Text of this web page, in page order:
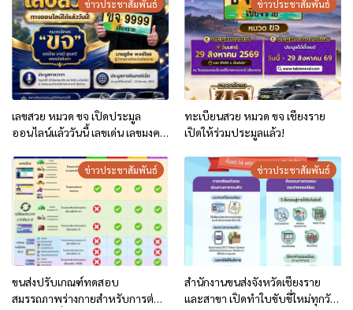
ข่าวประชาสัมพันธ์
เลขสวย หมวด ขจ เปิดประมูล
ออนไลน์แล้ววันนี้ เลขเด่น เลขมงคล
ทั้ง 301 หมายเลข
ข่าวประชาสัมพันธ์
ทะเบียนสวย หมวด ขจ เชียงราย
เปิดให้ร่วมประมูลแล้ว!
ข่าวประชาสัมพันธ์
ขนส่งปรับเกณฑ์ทดสอบ
สมรรถภาพร่างกายสำหรับการต่อ
ข่าวประชาสัมพันธ์
สำนักงานขนส่งจังหวัดเชียงราย
และสาขา เปิดทำใบขับขี่ใหม่ทุกวัน